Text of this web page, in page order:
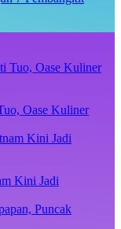
Oase Kuliner
Kini Jadi